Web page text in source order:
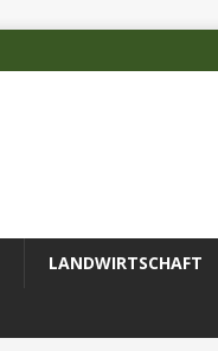
LANDWIRTSCHAFT